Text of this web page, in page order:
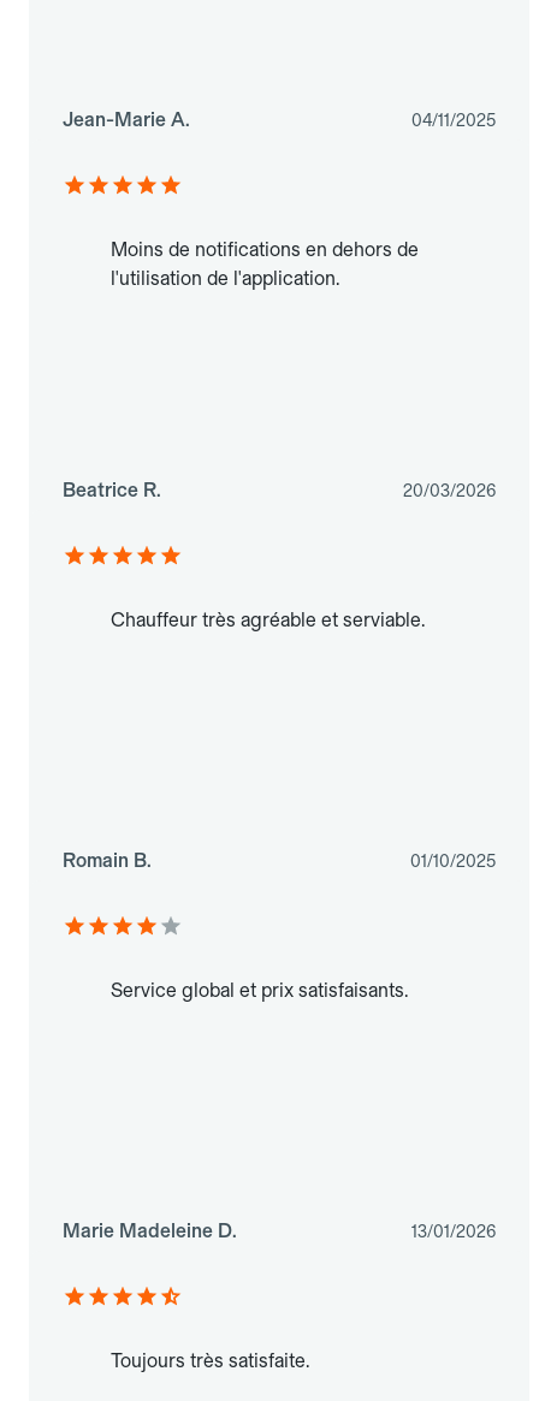
Jean-Marie A. 04/11/2025
Moins de notifications en dehors de
l'utilisation de l'application.
Beatrice R. 20/03/2026
Chauffeur très agréable et serviable.
Romain B. 01/10/2025
Service global et prix satisfaisants.
Marie Madeleine D. 13/01/2026
Toujours très satisfaite.